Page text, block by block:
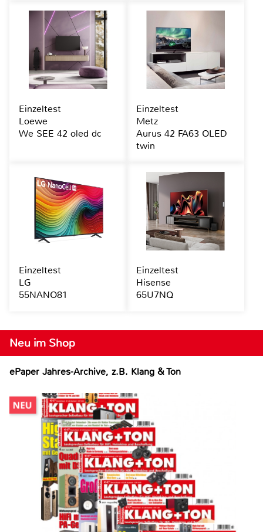
Neu im Shop
ePaper Jahres-Archive, z.B. Klang & Ton
Einzeltest
Loewe
We SEE 42 oled dc
Einzeltest
Metz
Aurus 42 FA63 OLED
twin
Einzeltest
LG
55NANO81
Einzeltest
Hisense
65U7NQ